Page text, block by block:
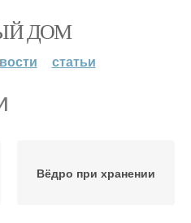
ДОМ
статьи
Вёдро при хранении